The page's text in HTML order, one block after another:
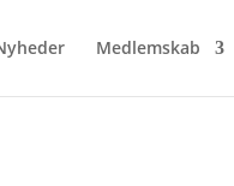
Medlemskab